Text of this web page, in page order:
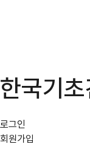
한국기초
로그인
회원가입